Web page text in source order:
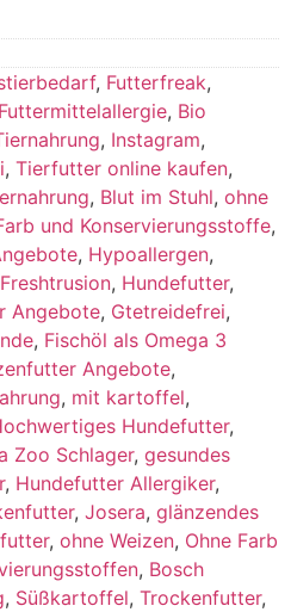
, Futterfreak,
Futtermittelallergie, Bio
, Instagram,
, Tierfutter online kaufen,
, Blut im Stuhl, ohne
und Konservierungsstoffe,
, Hypoallergen,
Freshtrusion, Hundefutter,
Angebote, Gtetreidefrei,
, Fischöl als Omega 3
Angebote,
, mit kartoffel,
Hundefutter,
Zoo Schlager, gesundes
, Hundefutter Allergiker,
, Josera, glänzendes
, ohne Weizen, Ohne Farb
, Bosch
, Süßkartoffel, Trockenfutter,